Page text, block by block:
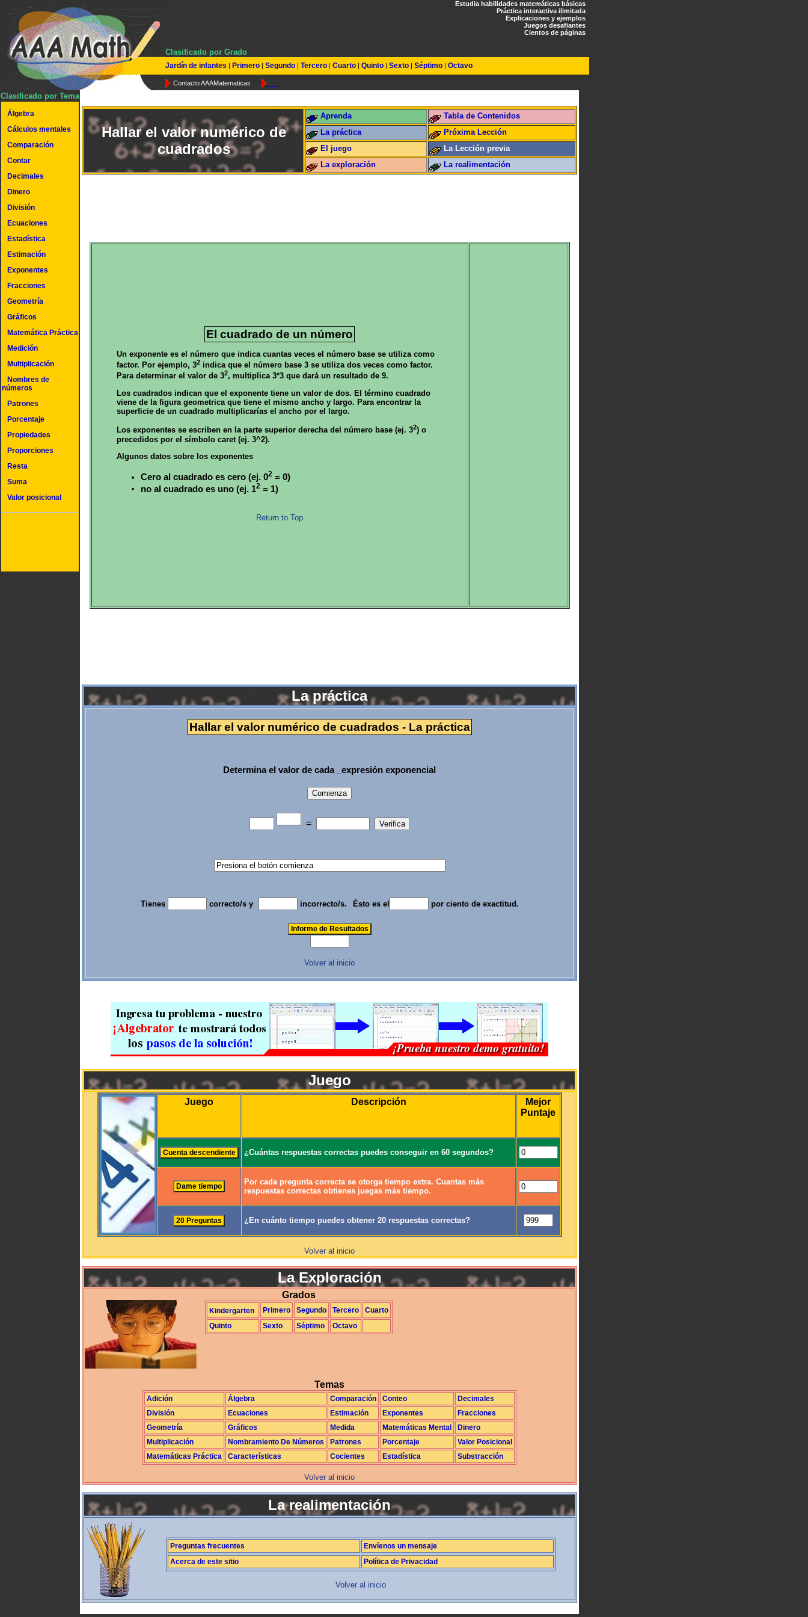
Clasificado por Grado
Estudia habilidades matemáticas básicas
Práctica interactiva ilimitada
Explicaciones y ejemplos
Juegos desafiantes
Cientos de páginas
Jardín de infantes | Primero | Segundo | Tercero | Cuarto | Quinto | Sexto | Séptimo | Octavo
Contacto AAAMatematicas
Clasificado por Tema
Álgebra
Cálculos mentales
Comparación
Contar
Decimales
Dinero
División
Ecuaciones
Estadística
Estimación
Exponentes
Fracciones
Geometría
Gráficos
Matemática Práctica
Medición
Multiplicación
Nombres de
números
Patrones
Porcentaje
Propiedades
Proporciones
Resta
Suma
Valor posicional
Hallar el valor numérico de
cuadrados
Aprenda
Tabla de Contenidos
La práctica
Próxima Lección
El juego
La Lección previa
La exploración
La realimentación
El cuadrado de un número
Un exponente es el número que indica cuantas veces el número base se utiliza como
factor. Por ejemplo, 32indica que el número base 3 se utiliza dos veces como factor.
Para determinar el valor de 32, multiplica 3*3 que dará un resultado de 9.
Los cuadrados indican que el exponente tiene un valor de dos. El término cuadrado
viene de la figura geometrica que tiene el mismo ancho y largo. Para encontrar la
superficie de un cuadrado multiplicarías el ancho por el largo.
Los exponentes se escriben en la parte superior derecha del número base (ej. 32) o
precedidos por el símbolo caret (ej. 3^2).
Algunos datos sobre los exponentes
Cero al cuadrado es cero (ej. 02= 0)
no al cuadrado es uno (ej. 12= 1)
Return to Top
La práctica
Hallar el valor numérico de cuadrados - La práctica
Determina el valor de cada _expresión exponencial
=
Tienes correcto/s y incorrecto/s. Ésto es el por ciento de exactitud.
Volver al inicio
Juego
Juego Descripción
Mejor
Puntaje
¿Cuántas respuestas correctas puedes conseguir en 60 segundos?
Por cada pregunta correcta se otorga tiempo extra. Cuantas más
respuestas correctas obtienes juegas más tiempo.
¿En cuánto tiempo puedes obtener 20 respuestas correctas?
Volver al inicio
La Exploración
Grados
Kindergarten Primero Segundo Tercero
Cuarto
Quinto
Sexto Séptimo Octavo
Temas
Adición Álgebra Comparación Conteo
Decimales
División
Ecuaciones Estimación Exponentes
Fracciones
Geometría
Gráficos Medida Matemáticas Mental
Dinero
Multiplicación
Nombramiento De Números Patrones Porcentaje
Valor Posicional
Matemáticas Práctica
Características Cocientes Estadística Substracción
Volver al inicio
La realimentación
Preguntas frecuentes
Envíenos un mensaje
Acerca de este sitio
Política de Privacidad
Volver al inicio